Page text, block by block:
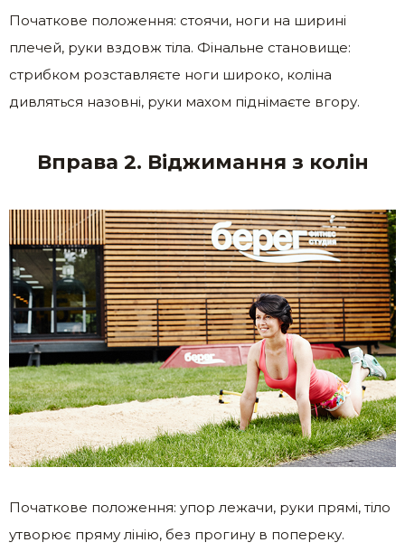
Початкове положення: стоячи, ноги на ширині
плечей, руки вздовж тіла. Фінальне становище:
стрибком розставляєте ноги широко, коліна
дивляться назовні, руки махом піднімаєте вгору.
Вправа 2. Віджимання з колін
Початкове положення: упор лежачи, руки прямі, тіло
утворює пряму лінію, без прогину в попереку.